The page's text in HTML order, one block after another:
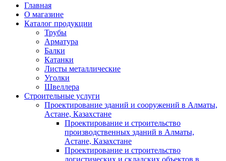
Главная
О магазине
Каталог продукции
Трубы
Арматура
Балки
Катанки
Листы металлические
Уголки
Швеллера
Строительные услуги
Проектирование зданий и сооружений в Алматы,
Астане, Казахстане
Проектирование и строительство
производственных зданий в Алматы,
Астане, Казахстане
Проектирование и строительство
логистических и складских объектов в